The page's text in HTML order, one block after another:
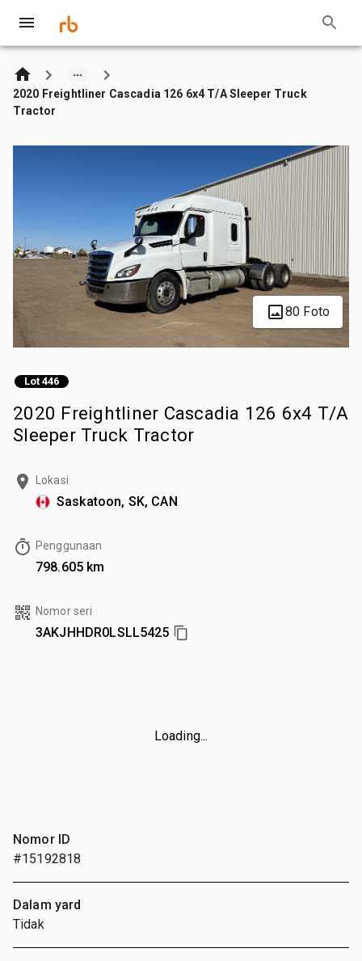
2020 Freightliner Cascadia 126 6x4 T/A Sleeper Truck
Tractor
80 Foto
Lot 446
2020 Freightliner Cascadia 126 6x4 T/A
Sleeper Truck Tractor
Lokasi
Saskatoon, SK, CAN
Penggunaan
798.605 km
Nomor seri
3AKJHHDR0LSLL5425
Loading...
Nomor ID
#15192818
Dalam yard
Tidak